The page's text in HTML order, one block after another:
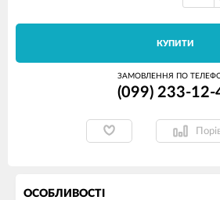
КУПИТИ
ЗАМОВЛЕННЯ ПО
(099) 233-12-
ОСОБЛИВОСТІ